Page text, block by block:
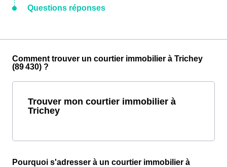
Questions réponses
Comment trouver un courtier immobilier à Trichey
(89 430) ?
Trouver mon courtier immobilier à
Trichey
Pourquoi s'adresser à un courtier immobilier à